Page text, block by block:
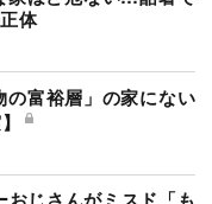
体
富裕層」の家にない